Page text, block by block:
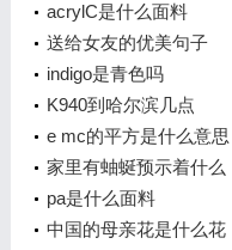
acrylC是什么面料
送给女友的优美句子
indigo是青色吗
K940到哈尔滨几点
e mc的平方是什么意思
家里有蚰蜒预示着什么
pa是什么面料
中国的母亲花是什么花